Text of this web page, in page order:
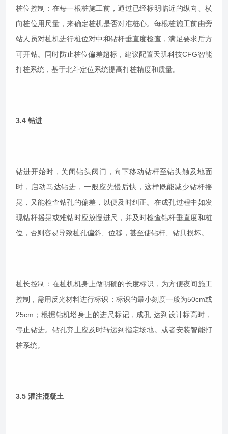
桩位控制：在每一根桩施工前，通过已经标明临近的纵向、横
向桩位用尺量，来确定桩机是否对准桩心。每根桩施工前由旁
站人员对桩机进行桩位对中和钻杆垂直度检查，满足要求后方
可开钻。同时防止桩位偏差超标，建议配置天玑科技CFG智能
打桩系统，基于北斗定位系统提高打桩精度和质量。
3.4 钻进
钻进开始时，关闭钻头阀门，向下移动钻杆至钻头触及地面
时，启动马达钻进，一般应先慢后快，这样既能减少钻杆摇
晃，又能检查钻孔的偏差，以便及时纠正。在成孔过程中如发
现钻杆摇晃或难钻时应放慢进尺，并及时检查钻杆垂直度和桩
位，否则容易导致桩孔偏斜、位移，甚至使钻杆、钻具损坏。
桩长控制：在桩机机身上做明确的长度标识，为方便夜间施工
控制，需用反光材料进行标识；标识的最小刻度一般为50cm或
25cm；根据钻机塔身上的进尺标记，成孔 达到设计标高时，
停止钻进。钻孔弃土应及时转运到指定场地。或者安装智能打
桩系统。
3.5 灌注混凝土